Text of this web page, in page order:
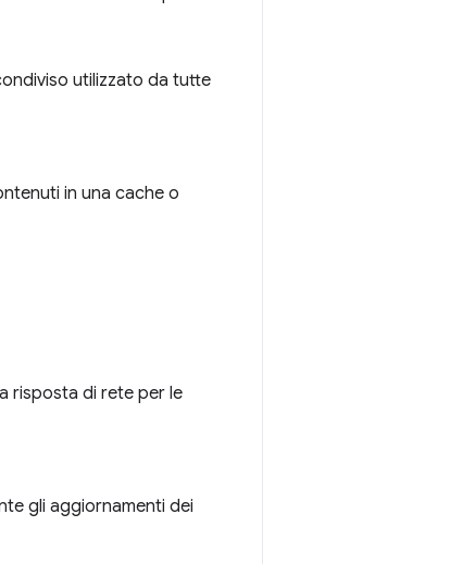
utilizzato da tutte
in una cache o
risposta di rete per le
gli aggiornamenti dei